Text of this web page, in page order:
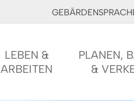
LEBEN &
ARBEITEN
PLANEN,
&